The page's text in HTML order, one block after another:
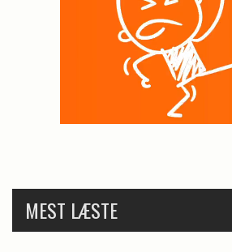
MEST LÆSTE